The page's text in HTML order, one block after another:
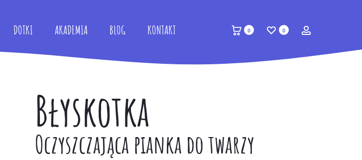
DOTKI AKADEMIA BLOG KONTAKT 0 0
Błyskotka
Oczyszczająca pianka do twarzy